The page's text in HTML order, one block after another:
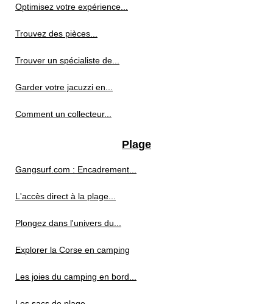
Optimisez votre expérience...
Trouvez des pièces...
Trouver un spécialiste de...
Garder votre jacuzzi en...
Comment un collecteur...
Plage
Gangsurf.com : Encadrement...
L'accès direct à la plage...
Plongez dans l'univers du...
Explorer la Corse en camping
Les joies du camping en bord...